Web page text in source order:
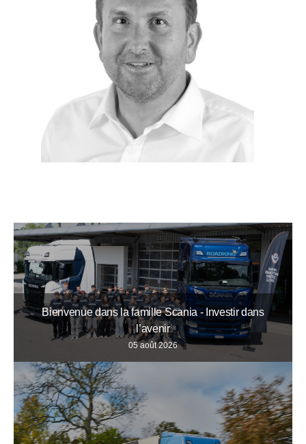
Bienvenue dans la famille Scania - Investir dans
l’avenir
05 août 2026